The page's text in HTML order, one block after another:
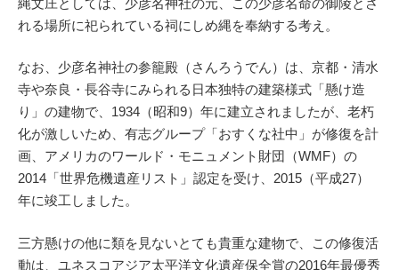
縄文庄としては、少彦名神社の元、この少彦名命の御陵とさ
れる場所に祀られている祠にしめ縄を奉納する考え。
なお、少彦名神社の参籠殿（さんろうでん）は、京都・清水
寺や奈良・長谷寺にみられる日本独特の建築様式「懸け造
り」の建物で、1934（昭和9）年に建立されましたが、老朽
化が激しいため、有志グループ「おすくな社中」が修復を計
画、アメリカのワールド・モニュメント財団（WMF）の
2014「世界危機遺産リスト」認定を受け、2015（平成27）
年に竣工しました。
三方懸けの他に類を見ないとても貴重な建物で、この修復活
動は、ユネスコアジア太平洋文化遺産保全賞の2016年最優秀